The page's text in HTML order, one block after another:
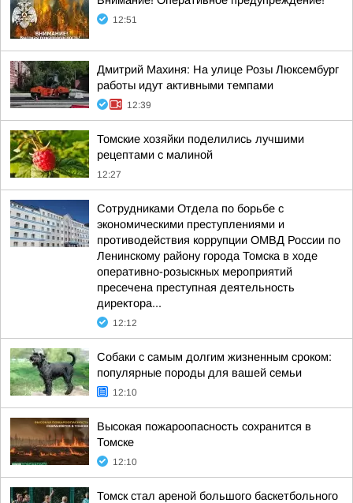
12:51
Дмитрий Махиня: На улице Розы Люксембург
работы идут активными темпами
12:39
Томские хозяйки поделились лучшими
рецептами с малиной
12:27
Сотрудниками Отдела по борьбе с
экономическими преступлениями и
противодействия коррупции ОМВД России по
Ленинскому району города Томска в ходе
оперативно-розыскных мероприятий
пресечена преступная деятельность
директора...
12:12
Собаки с самым долгим жизненным сроком:
популярные породы для вашей семьи
12:10
Высокая пожароопасность сохранится в
Томске
12:10
Томск стал ареной большого баскетбольного